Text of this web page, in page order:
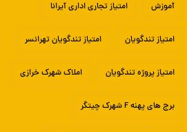
آموزش امتیاز تجاری اداری آیرانا
امتیاز تندگویان امتیاز تندگویان تهرانسر
امتیاز پروژه تندگویان املاک شهرک خرازی
برج های پهنه F شهرک چیتگر